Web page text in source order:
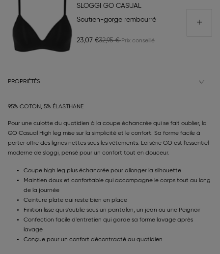
SLOGGI GO CASUAL
Soutien-gorge rembourré
23,07 €32,95 €
PROPRIÉTÉS
95% COTON, 5% ÉLASTHANE
Pour une culotte du quotidien à la coupe échancrée qui se fait oublier, la
GO Casual High leg mise sur la simplicité et le confort. Sa forme facile à
porter offre des lignes nettes sous les vêtements. La série GO est l'essentiel
moderne de sloggi, pensé pour un confort tout en douceur.
Coupe high leg plus échancrée pour allonger la silhouette
Maintien doux et confortable qui accompagne le corps tout au long
de la journée
Ceinture plate qui reste bien en place
Finition lisse qui s'oublie sous un pantalon, un jean ou une Peignoir
Confection facile d'entretien qui garde sa forme lavage après
lavage
Conçue pour un confort décontracté au quotidien